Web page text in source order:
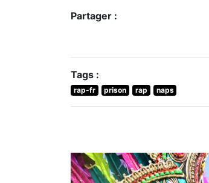
Partager :
Tags :
rap-fr prison rap naps